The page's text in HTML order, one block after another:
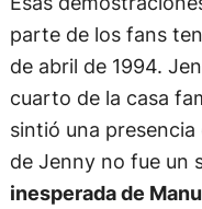
parte de los fans
de abril de 1994.
cuarto de la casa
sintió una
de Jenny no fue un
inesperada de